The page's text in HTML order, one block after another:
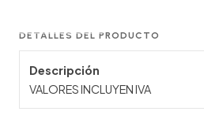
DETALLES DEL PRODUCTO
Descripción
VALORES INCLUYEN IVA